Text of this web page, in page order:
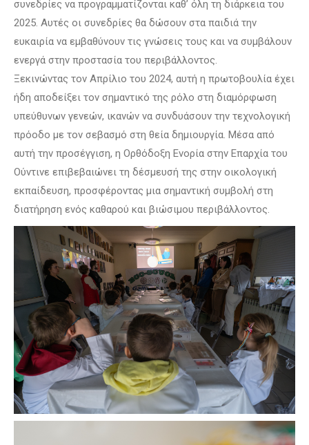
συνεδρίες να προγραμματίζονται καθ’ όλη τη διάρκεια του
2025. Αυτές οι συνεδρίες θα δώσουν στα παιδιά την
ευκαιρία να εμβαθύνουν τις γνώσεις τους και να συμβάλουν
ενεργά στην προστασία του περιβάλλοντος.
Ξεκινώντας τον Απρίλιο του 2024, αυτή η πρωτοβουλία έχει
ήδη αποδείξει τον σημαντικό της ρόλο στη διαμόρφωση
υπεύθυνων γενεών, ικανών να συνδυάσουν την τεχνολογική
πρόοδο με τον σεβασμό στη θεία δημιουργία. Μέσα από
αυτή την προσέγγιση, η Ορθόδοξη Ενορία στην Επαρχία του
Ούντινε επιβεβαιώνει τη δέσμευσή της στην οικολογική
εκπαίδευση, προσφέροντας μια σημαντική συμβολή στη
διατήρηση ενός καθαρού και βιώσιμου περιβάλλοντος.